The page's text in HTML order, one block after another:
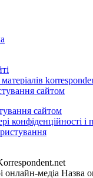
сайтом
сайтом
конфіденційності
онлайн-медіа Назва